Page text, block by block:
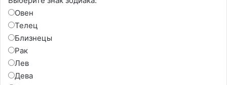
Овен
Телец
Близнецы
Рак
Лев
Дева